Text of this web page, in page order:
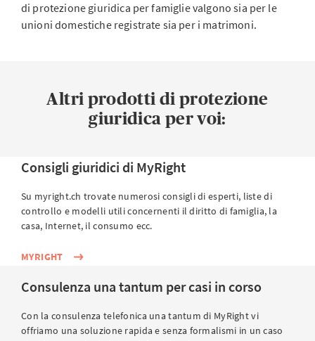
di protezione giuridica per famiglie valgono sia per le
unioni domestiche registrate sia per i matrimoni.
Altri prodotti di protezione
giuridica per voi:
Consigli giuridici di MyRight
Su myright.ch trovate numerosi consigli di esperti, liste di
controllo e modelli utili concernenti il diritto di famiglia, la
casa, Internet, il consumo ecc.
MYRIGHT
Consulenza una tantum per casi in corso
Con la consulenza telefonica una tantum di MyRight vi
offriamo una soluzione rapida e senza formalismi in un caso